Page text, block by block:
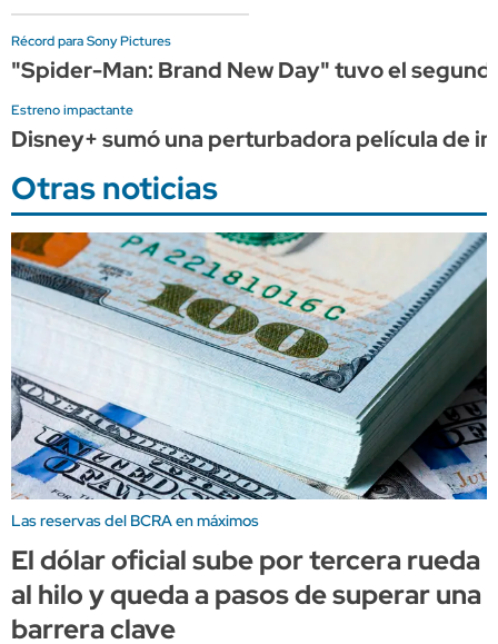
Récord para Sony Pictures
"Spider-Man: Brand New Day" tuvo el
Estreno impactante
Disney+ sumó una perturbadora película de
Otras noticias
Las reservas del BCRA en máximos
El dólar oficial sube por tercera rueda
al hilo y queda a pasos de superar una
barrera clave